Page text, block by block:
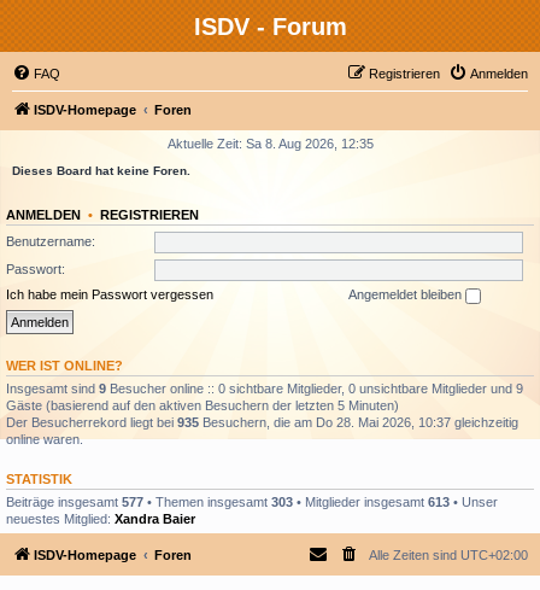
ISDV - Forum
FAQ Anmelden
Registrieren
ISDV-Homepage Foren
Aktuelle Zeit: Sa 8. Aug 2026, 12:35
Dieses Board hat keine Foren.
ANMELDEN • REGISTRIEREN
Benutzername:
Passwort:
Ich habe mein Passwort vergessen
Angemeldet bleiben
WER IST ONLINE?
Insgesamt sind 9 Besucher online :: 0 sichtbare Mitglieder, 0 unsichtbare Mitglieder und 9
Gäste (basierend auf den aktiven Besuchern der letzten 5 Minuten)
Der Besucherrekord liegt bei 935 Besuchern, die am Do 28. Mai 2026, 10:37 gleichzeitig
online waren.
STATISTIK
Beiträge insgesamt 577 • Themen insgesamt 303 • Mitglieder insgesamt 613 • Unser
neuestes Mitglied: Xandra Baier
ISDV-Homepage Foren Alle Zeiten sind UTC+02:00